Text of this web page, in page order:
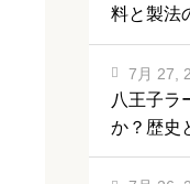
料と製法
八王子ラ
か？歴史
7月 27,